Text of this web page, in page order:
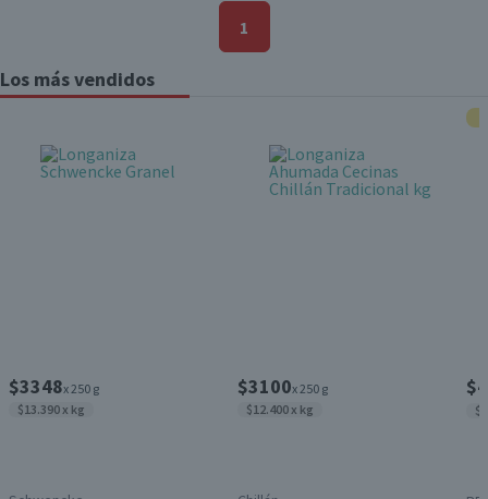
1
Los más vendidos
$3348x 250 g
$13.390 x kg
$3100x 250 g
$12.400 x kg